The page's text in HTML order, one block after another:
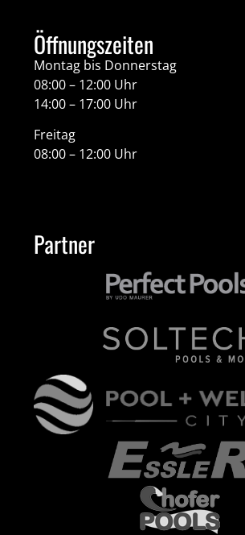
Öffnungszeiten
Montag bis Donnerstag
08:00 – 12:00 Uhr
14:00 – 17:00 Uhr
Freitag
08:00 – 12:00 Uhr
Partner